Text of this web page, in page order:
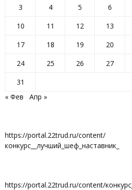
3
4 5 6
10
11 12 13
17
18 19 20
24
25 26 27
31
« Фев
Апр »
https://portal.22trud.ru/content/
конкурс__лучший_шеф_наставник_
https://portal.22trud.ru/content/конкурс